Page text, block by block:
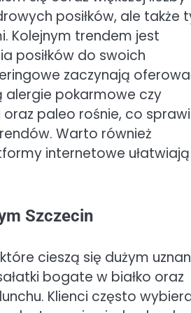
posiłków, ale także
Kolejnym trendem jest
posiłków do swoich
zaczynają
alergie pokarmowe czy
paleo rośnie, co
Warto również
internetowe ułatwiają
Szczecin
cieszą się dużym
bogate w białko oraz
Klienci często